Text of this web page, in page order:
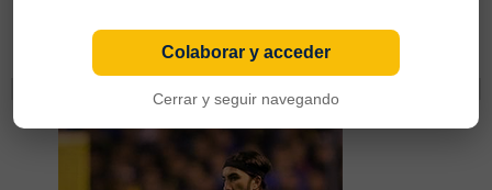
Partidos jugados por Ramón Darío Abila en
Amistosos 2018
Cambios
Colaborar y acceder
Cerrar y seguir navegando